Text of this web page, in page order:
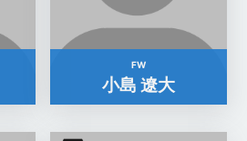
FW
小島 遼大